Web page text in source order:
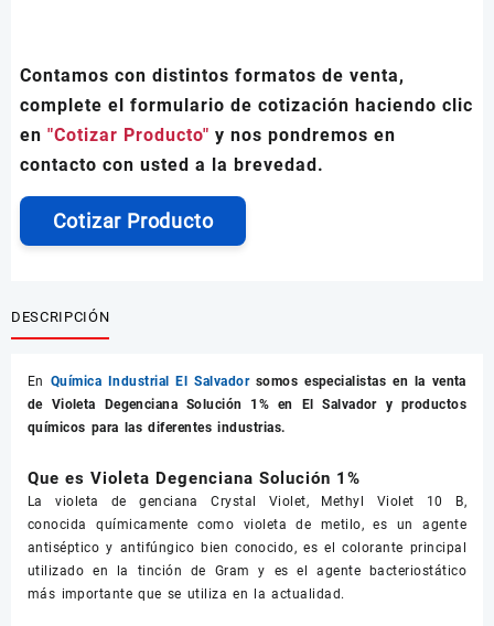
Contamos con distintos formatos de venta,
complete el formulario de cotización haciendo clic
en "Cotizar Producto" y nos pondremos en
contacto con usted a la brevedad.
Cotizar Producto
DESCRIPCIÓN
En Química Industrial El Salvadorsomos especialistas en la venta
de Violeta Degenciana Solución 1% en El Salvador y productos
químicos para las diferentes industrias.
Que es Violeta Degenciana Solución 1%
La violeta de genciana Crystal Violet, Methyl Violet 10 B,
conocida químicamente como violeta de metilo, es un agente
antiséptico y antifúngico bien conocido, es el colorante principal
utilizado en la tinción de Gram y es el agente bacteriostático
más importante que se utiliza en la actualidad.